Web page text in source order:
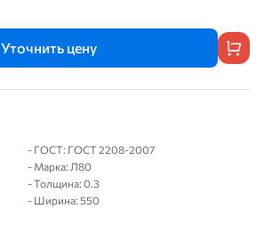
Уточнить цену
- ГОСТ: ГОСТ 2208-2007
- Марка: Л80
- Толщина: 0.3
- Ширина: 550